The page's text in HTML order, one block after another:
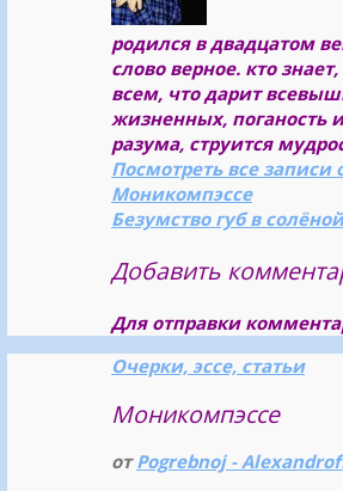
родился в двадцатом
слово верное. кто
всем, что дарит
жизненных, поганость
разума, струится
Посмотреть все записи
Моникомпэссе
Безумство губ в
Добавить
Для отправки
Очерки, эссе, статьи
Моникомпэссе
от Pogrebnoj -